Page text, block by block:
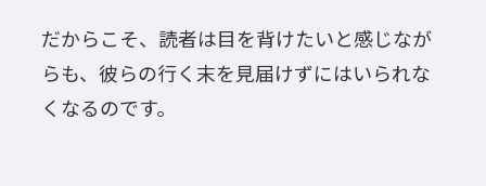
だからこそ、読者は目を背けたいと感じなが
らも、彼らの行く末を見届けずにはいられな
くなるのです。